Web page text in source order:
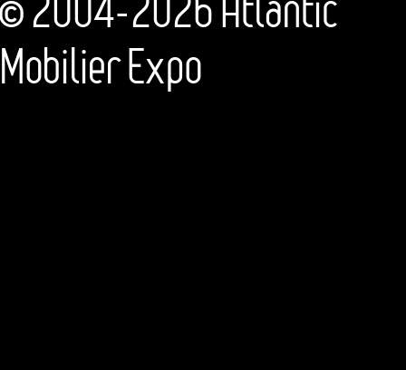
Mobilier Expo